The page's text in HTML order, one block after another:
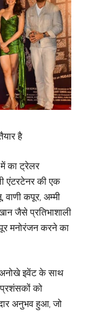
है
का ट्रेलर
एंटरटेनर की एक
कपूर, अम्मी
जैसे प्रतिभाशाली
मनोरंजन करने का
अनोखे इवेंट के साथ
प्रशंसकों को
अनुभव हुआ, जो